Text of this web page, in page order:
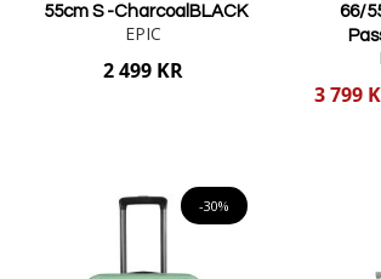
55cm S -CharcoalBLACK
EPIC
2 499 KR
66/
Reducerat
3 799
-30%